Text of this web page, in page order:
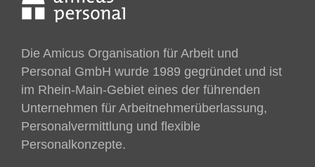
Die Amicus Organisation für Arbeit und
Personal GmbH wurde 1989 gegründet und ist
im Rhein-Main-Gebiet eines der führenden
Unternehmen für Arbeitnehmer­überlassung,
Personalvermittlung und flexible
Personalkonzepte.